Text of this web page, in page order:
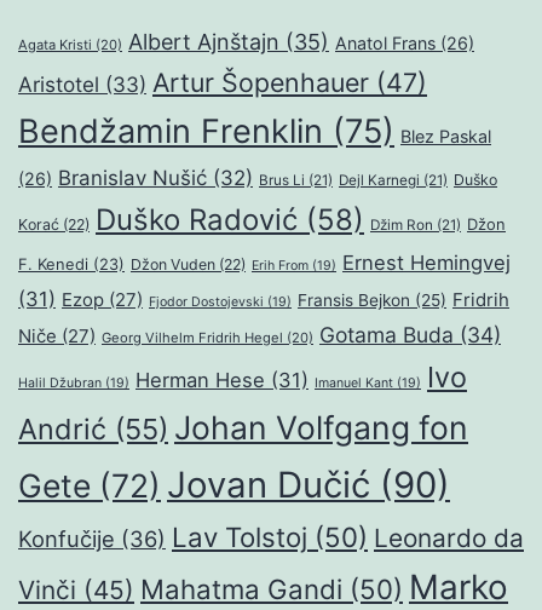
Agata Kristi (20) Albert Ajnštajn (35) Anatol Frans (26)
Aristotel (33) Artur Šopenhauer (47)
Bendžamin Frenklin (75) Blez Paskal
(26) Branislav Nušić (32) Brus Li (21) Dejl Karnegi (21) Duško
Korać (22) Duško Radović (58) Džim Ron (21) Džon
F. Kenedi (23) Džon Vuden (22) Erih From (19) Ernest Hemingvej
(31) Ezop (27) Fjodor Dostojevski (19) Fransis Bejkon (25) Fridrih
Niče (27) Georg Vilhelm Fridrih Hegel (20) Gotama Buda (34)
Halil Džubran (19) Herman Hese (31) Imanuel Kant (19)
Ivo
Andrić (55) Johan Volfgang fon
Gete (72) Jovan Dučić (90)
Konfučije (36) Lav Tolstoj (50) Leonardo da
Vinči (45) Mahatma Gandi (50) Marko